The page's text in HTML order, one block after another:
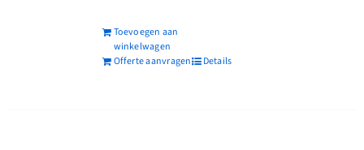
Toevoegen aan
winkelwagen
Offerte aanvragen
Details